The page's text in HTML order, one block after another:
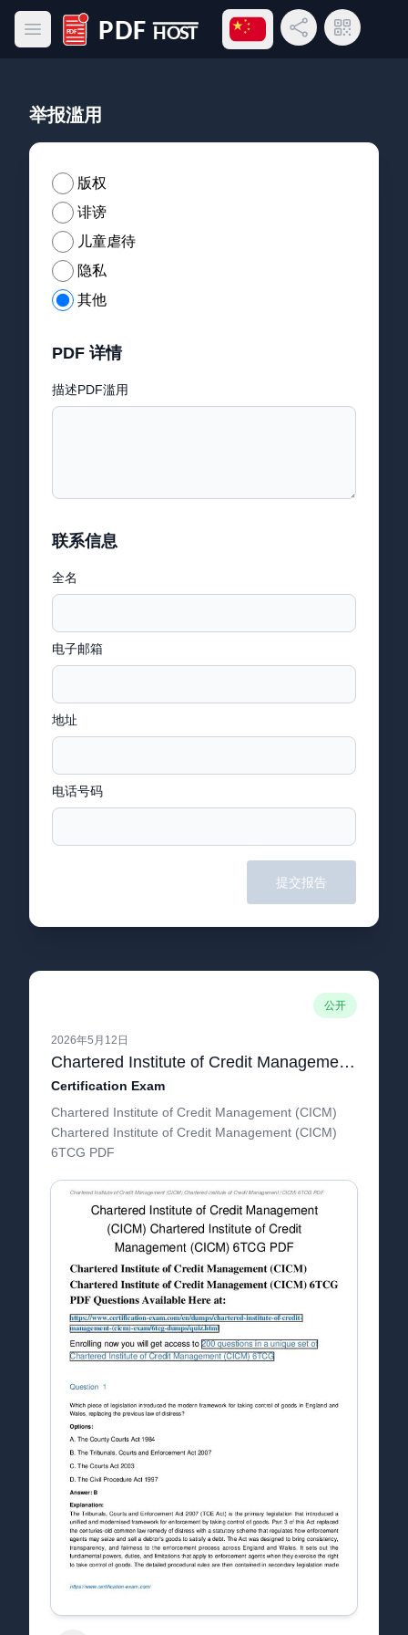
打开主菜单
PDF Host
打开语言菜单分享链接二维码
举报滥用
版权
诽谤
儿童虐待
隐私
其他
PDF 详情
描述PDF滥用
联系信息
全名
电子邮箱
地址
电话号码
提交报告
公开
2026年5月12日
Chartered Institute of Credit Management (CICM) Chartered Institute of Credit Management (CICM) 6TCG
Certification Exam
Chartered Institute of Credit Management (CICM)
Chartered Institute of Credit Management (CICM)
6TCG PDF